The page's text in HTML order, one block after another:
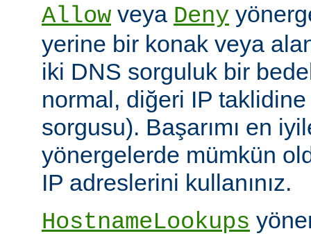
Allow veya Deny
yerine bir konak veya
iki DNS sorguluk bir
normal, diğeri IP taklidine
sorgusu). Başarımı en
yönergelerde mümkün
IP adreslerini kullanınız.
HostnameLookups